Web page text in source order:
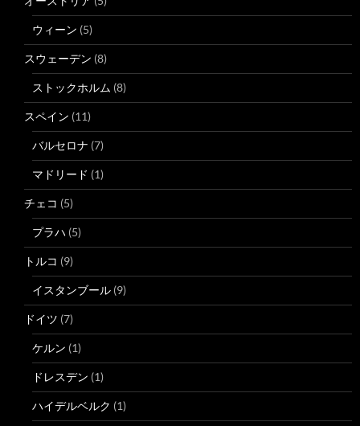
ウィーン (5)
スウェーデン (8)
ストックホルム (8)
スペイン (11)
バルセロナ (7)
マドリード (1)
チェコ (5)
プラハ (5)
トルコ (9)
イスタンブール (9)
ドイツ (7)
ケルン (1)
ドレスデン (1)
ハイデルベルク (1)